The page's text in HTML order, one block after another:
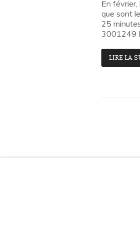
En
que sont
25
3001249
LIRE LA